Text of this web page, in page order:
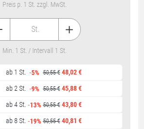
Preis p. 1 St. zzgl. MwSt.
ab 1 St. -5% 50,55 € 48,02 €
ab 2 St. -9% 50,55 € 45,88 €
ab 4 St. -13% 50,55 € 43,80 €
ab 8 St. -19% 50,55 € 40,81 €
St.
Min. 1 St. / Intervall 1 St.